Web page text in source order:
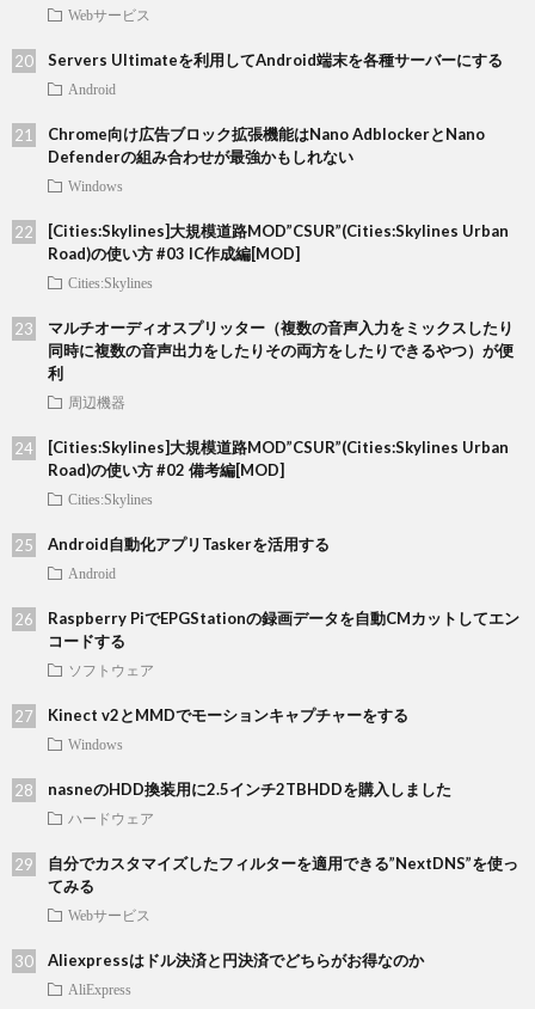
Webサービス
Servers Ultimateを利用してAndroid端末を各種サーバーにする
Android
Chrome向け広告ブロック拡張機能はNano AdblockerとNano
Defenderの組み合わせが最強かもしれない
Windows
[Cities:Skylines]大規模道路MOD”CSUR”(Cities:Skylines Urban
Road)の使い方 #03 IC作成編[MOD]
Cities:Skylines
マルチオーディオスプリッター（複数の音声入力をミックスしたり
同時に複数の音声出力をしたりその両方をしたりできるやつ）が便
利
周辺機器
[Cities:Skylines]大規模道路MOD”CSUR”(Cities:Skylines Urban
Road)の使い方 #02 備考編[MOD]
Cities:Skylines
Android自動化アプリTaskerを活用する
Android
Raspberry PiでEPGStationの録画データを自動CMカットしてエン
コードする
ソフトウェア
Kinect v2とMMDでモーションキャプチャーをする
Windows
nasneのHDD換装用に2.5インチ2TBHDDを購入しました
ハードウェア
自分でカスタマイズしたフィルターを適用できる”NextDNS”を使っ
てみる
Webサービス
Aliexpressはドル決済と円決済でどちらがお得なのか
AliExpress